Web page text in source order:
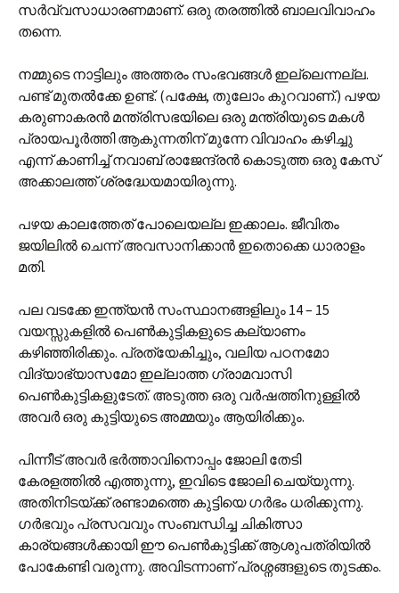
സർവ്വസാധാരണമാണ്. ഒരു തരത്തിൽ ബാലവിവാഹം
തന്നെ.
നമ്മുടെ നാട്ടിലും അത്തരം സംഭവങ്ങൾ ഇല്ലെന്നല്ല.
പണ്ട് മുതൽക്കേ ഉണ്ട്. (പക്ഷേ, തുലോം കുറവാണ്.) പഴയ
കരുണാകരൻ മന്ത്രിസഭയിലെ ഒരു മന്ത്രിയുടെ മകൾ
പ്രായപൂർത്തി ആകുന്നതിന് മുന്നേ വിവാഹം കഴിച്ചു
എന്ന് കാണിച്ച് നവാബ് രാജേന്ദ്രൻ കൊടുത്ത ഒരു കേസ്
അക്കാലത്ത് ശ്രദ്ധേയമായിരുന്നു.
പഴയ കാലത്തേത് പോലെയല്ല ഇക്കാലം. ജീവിതം
ജയിലിൽ ചെന്ന് അവസാനിക്കാൻ ഇതൊക്കെ ധാരാളം
മതി.
പല വടക്കേ ഇന്ത്യൻ സംസ്ഥാനങ്ങളിലും 14 – 15
വയസ്സുകളിൽ പെൺകുട്ടികളുടെ കല്യാണം
കഴിഞ്ഞിരിക്കും. പ്രത്യേകിച്ചും, വലിയ പഠനമോ
വിദ്യാഭ്യാസമോ ഇല്ലാത്ത ഗ്രാമവാസി
പെൺകുട്ടികളുടേത്. അടുത്ത ഒരു വർഷത്തിനുള്ളിൽ
അവർ ഒരു കുട്ടിയുടെ അമ്മയും ആയിരിക്കും.
പിന്നീട് അവർ ഭർത്താവിനൊപ്പം ജോലി തേടി
കേരളത്തിൽ എത്തുന്നു, ഇവിടെ ജോലി ചെയ്യുന്നു.
അതിനിടയ്ക്ക് രണ്ടാമത്തെ കുട്ടിയെ ഗർഭം ധരിക്കുന്നു.
ഗർഭവും പ്രസവവും സംബന്ധിച്ച ചികിത്സാ
കാര്യങ്ങൾക്കായി ഈ പെൺകുട്ടിക്ക് ആശുപത്രിയിൽ
പോകേണ്ടി വരുന്നു. അവിടന്നാണ് പ്രശ്നങ്ങളുടെ തുടക്കം.